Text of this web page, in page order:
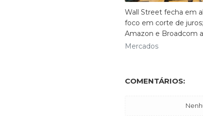
Wall Street fecha em
foco em corte de juros;
Amazon e Broadcom
Mercados
COMENTÁRIOS: